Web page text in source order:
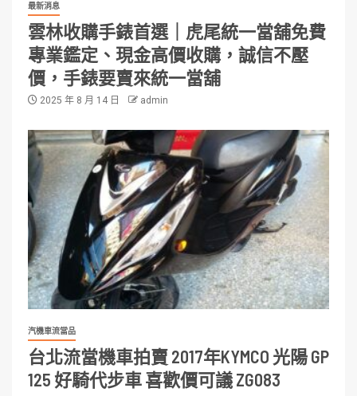
最新消息
雲林收購手錶首選｜虎尾統一當舖免費
專業鑑定、現金高價收購，誠信不壓
價，手錶要賣來統一當舖
2025 年 8 月 14 日 admin
汽機車流當品
台北流當機車拍賣 2017年KYMCO 光陽 GP
125 好騎代步車 喜歡價可議 ZG083